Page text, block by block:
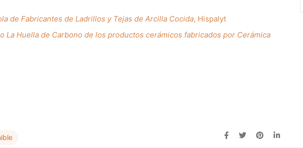
de Fabricantes de Ladrillos y Tejas de Arcilla Cocida, Hispalyt
La Huella de Carbono de los productos cerámicos fabricados por Cerámica